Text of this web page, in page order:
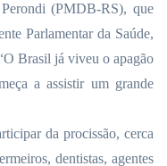
(PMDB-RS), que
Parlamentar da Saúde,
Brasil já viveu o apagão
a assistir um grande
da procissão, cerca
dentistas, agentes